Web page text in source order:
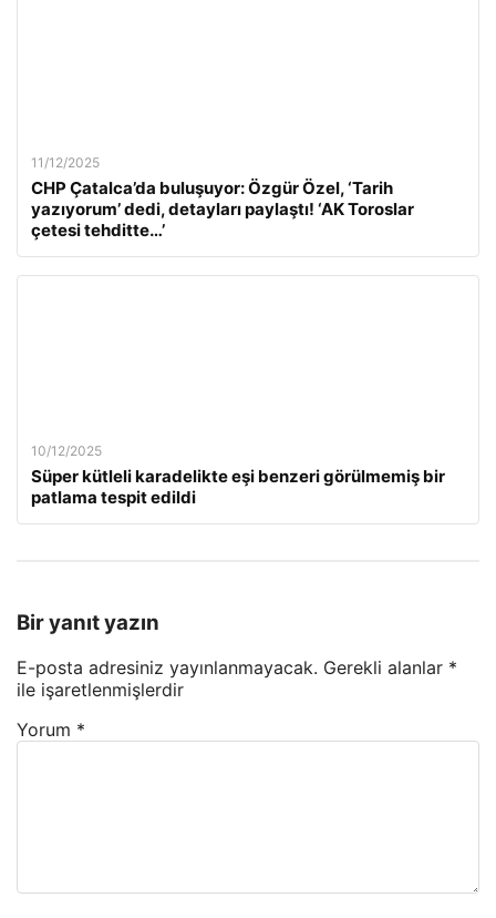
11/12/2025
CHP Çatalca’da buluşuyor: Özgür Özel, ‘Tarih
yazıyorum’ dedi, detayları paylaştı! ‘AK Toroslar
çetesi tehditte…’
10/12/2025
Süper kütleli karadelikte eşi benzeri görülmemiş bir
patlama tespit edildi
Bir yanıt yazın
E-posta adresiniz yayınlanmayacak. Gerekli alanlar *
ile işaretlenmişlerdir
Yorum *